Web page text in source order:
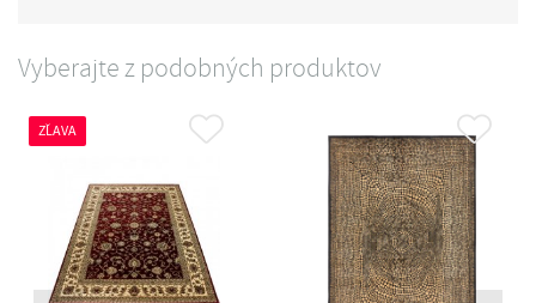
Vyberajte z podobných produktov
ZĽAVA